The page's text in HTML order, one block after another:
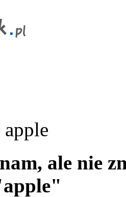
apple
ale nie